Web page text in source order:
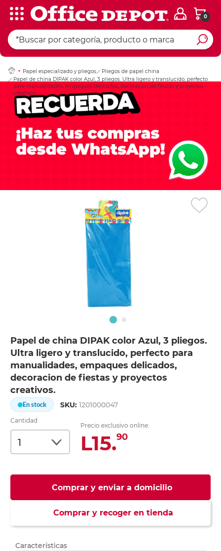
0
Papel especializado y pliegos
Pliegos de papel china
Papel de china DIPAK color Azul, 3 pliegos. Ultra ligero y translucido, perfecto
para manualidades, empaques delicados, decoracion de fiestas y proyectos
creativos.
Papel de china DIPAK color Azul, 3 pliegos.
Ultra ligero y translucido, perfecto para
manualidades, empaques delicados,
decoracion de fiestas y proyectos
creativos.
En stock SKU:1201000047
Cantidad
Precio exclusivo online:
L15.90
Comprar y enviar a domicilio
Comprar y recoger en tienda
Ingresar Codigo
Características